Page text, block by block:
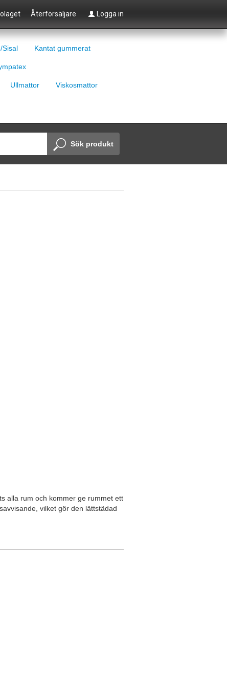
Återförsäljare Logga in
Sisal Kantat gummerat
Ullmattor Viskosmattor
Sök produkt
alla rum och kommer ge rummet ett
vilket gör den lättstädad